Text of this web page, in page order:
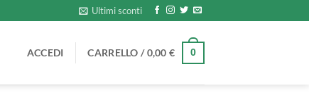
Ultimi sconti
ACCEDI CARRELLO /0,00€ 0